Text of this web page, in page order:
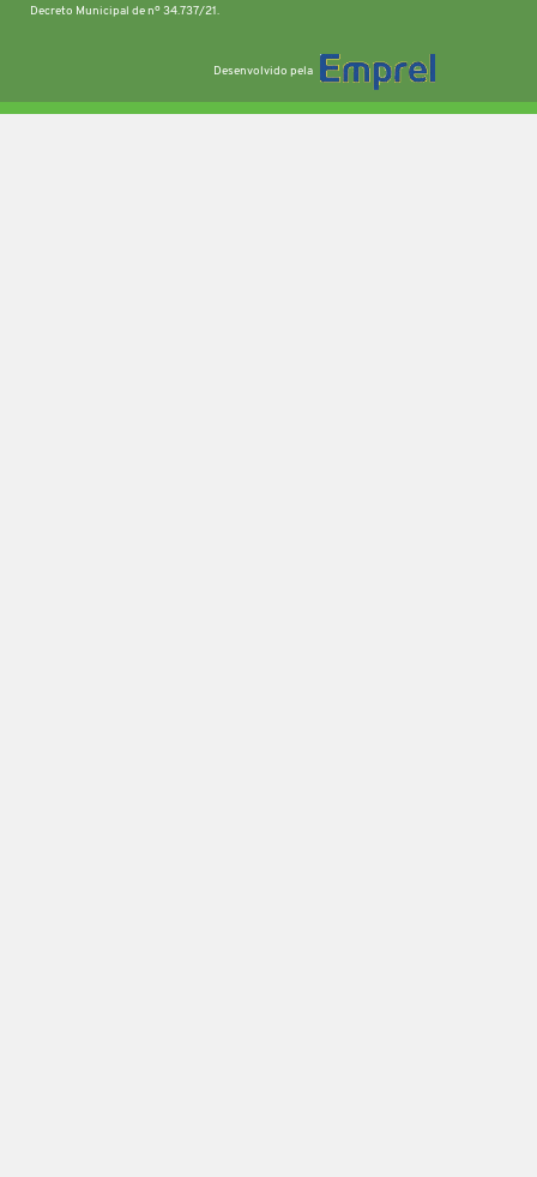
Decreto Municipal de nº 34.737/21.
Desenvolvido pela